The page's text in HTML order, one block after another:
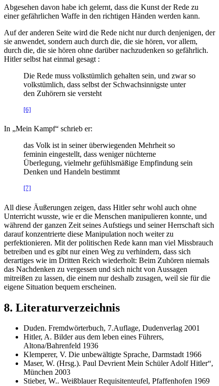
Abgesehen davon habe ich gelernt, dass die Kunst der Rede zu
einer gefährlichen Waffe in den richtigen Händen werden kann.
Auf der anderen Seite wird die Rede nicht nur durch denjenigen, der
sie anwendet, sondern auch durch die, die sie hören, vor allem,
durch die, die sie hören ohne darüber nachzudenken so gefährlich.
Hitler selbst hat einmal gesagt :
Die Rede muss volkstümlich gehalten sein, und zwar so
volkstümlich, dass selbst der Schwachsinnigste unter
den Zuhörern sie versteht
[6]
In „Mein Kampf“ schrieb er:
das Volk ist in seiner überwiegenden Mehrheit so
feminin eingestellt, dass weniger nüchterne
Überlegung, vielmehr gefühlsmäßige Empfindung sein
Denken und Handeln bestimmt
[7]
All diese Äußerungen zeigen, dass Hitler sehr wohl auch ohne
Unterricht wusste, wie er die Menschen manipulieren konnte, und
während der ganzen Zeit seines Aufstiegs und seiner Herrschaft sich
darauf konzentrierte diese Manipulation noch weiter zu
perfektionieren. Mit der politischen Rede kann man viel Missbrauch
betreiben und es gibt nur einen Weg zu verhindern, dass sich
derartiges wie im Dritten Reich wiederholt: Beim Zuhören niemals
das Nachdenken zu vergessen und sich nicht von Aussagen
mitreißen zu lassen, die einem nur deshalb zusagen, weil sie für die
eigene Situation bequem erscheinen.
8. Literaturverzeichnis
Duden. Fremdwörterbuch, 7.Auflage, Dudenverlag 2001
Hitler, A. Bilder aus dem leben eines Führers,
Altona/Bahrenfeld 1936
Klemperer, V. Die unbewältigte Sprache, Darmstadt 1966
Maser, W. (Hrsg.). Paul Devrient Mein Schüler Adolf Hitler“,
München 2003
Stieber, W.. Weißblauer Requisitenteufel, Pfaffenhofen 1969